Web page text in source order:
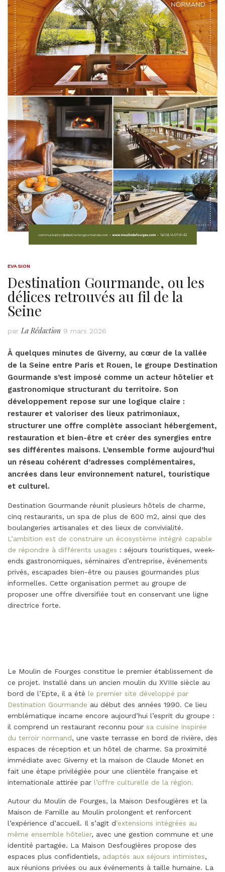
EVASION
Destination Gourmande, ou les
délices retrouvés au fil de la
Seine
par La Rédaction 9 mars 2026
À quelques minutes de Giverny, au cœur de la vallée
de la Seine entre Paris et Rouen, le groupe Destination
Gourmande s’est imposé comme un acteur hôtelier et
gastronomique structurant du territoire. Son
développement repose sur une logique claire :
restaurer et valoriser des lieux patrimoniaux,
structurer une offre complète associant hébergement,
restauration et bien-être et créer des synergies entre
ses différentes maisons. L’ensemble forme aujourd’hui
un réseau cohérent d’adresses complémentaires,
ancrées dans leur environnement naturel, touristique
et culturel.
Destination Gourmande réunit plusieurs hôtels de charme,
cinq restaurants, un spa de plus de 600 m2, ainsi que des
boulangeries artisanales et des lieux de convivialité.
L’ambition est de construire un écosystème intégré capable
de répondre à différents usages : séjours touristiques, week-
ends gastronomiques, séminaires d’entreprise, événements
privés, escapades bien-être ou pauses gourmandes plus
informelles. Cette organisation permet au groupe de
proposer une offre diversifiée tout en conservant une ligne
directrice forte.
Le Moulin de Fourges constitue le premier établissement de
ce projet. Installé dans un ancien moulin du XVIIIe siècle au
bord de l’Epte, il a été le premier site développé par
Destination Gourmande au début des années 1990. Ce lieu
emblématique incarne encore aujourd’hui l’esprit du groupe :
il comprend un restaurant reconnu pour sa cuisine inspirée
du terroir normand, une vaste terrasse en bord de rivière, des
espaces de réception et un hôtel de charme. Sa proximité
immédiate avec Giverny et la maison de Claude Monet en
fait une étape privilégiée pour une clientèle française et
internationale attirée par l’offre culturelle de la région.
Autour du Moulin de Fourges, la Maison Desfougières et la
Maison de Famille au Moulin prolongent et renforcent
l’expérience d’accueil. Il s’agit d’extensions intégrées au
même ensemble hôtelier, avec une gestion commune et une
identité partagée. La Maison Desfougières propose des
espaces plus confidentiels, adaptés aux séjours intimistes,
aux réunions privées ou aux événements à taille humaine. La